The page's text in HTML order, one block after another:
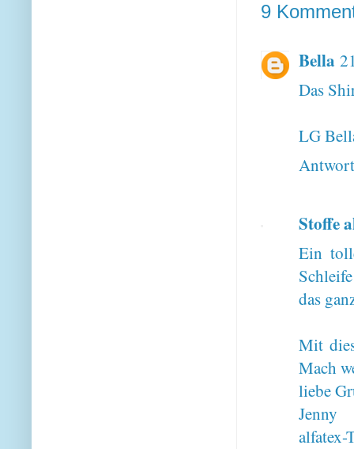
9
Bella
Das
LG
Stoffe
Ein
das
Mit
Mach
liebe
Jenny
alfatex-